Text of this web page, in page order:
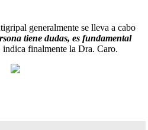
generalmente se lleva a cabo
tiene dudas, es fundamental
indica finalmente la Dra. Caro.